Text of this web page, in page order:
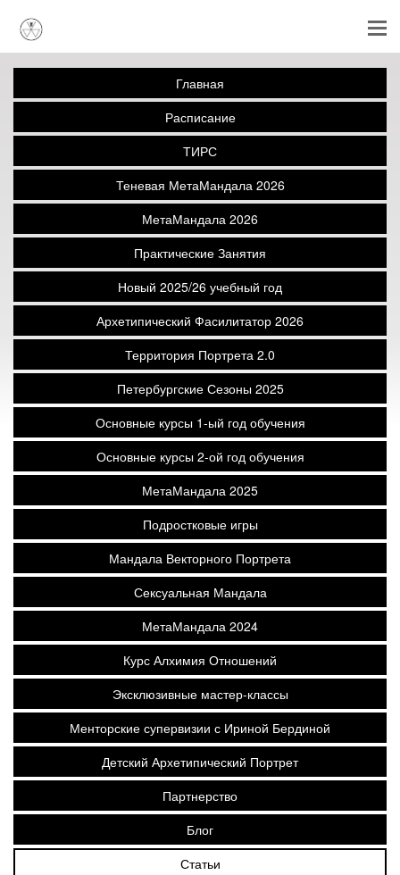
Главная
Расписание
ТИРС
Теневая МетаМандала 2026
МетаМандала 2026
Практические Занятия
Новый 2025/26 учебный год
Архетипический Фасилитатор 2026
Территория Портрета 2.0
Петербургские Сезоны 2025
Основные курсы 1-ый год обучения
Основные курсы 2-ой год обучения
МетаМандала 2025
Подростковые игры
Мандала Векторного Портрета
Сексуальная Мандала
МетаМандала 2024
Курс Алхимия Отношений
Эксклюзивные мастер-классы
Менторские супервизии с Ириной Бердиной
Детский Архетипический Портрет
Партнерство
Блог
Статьи